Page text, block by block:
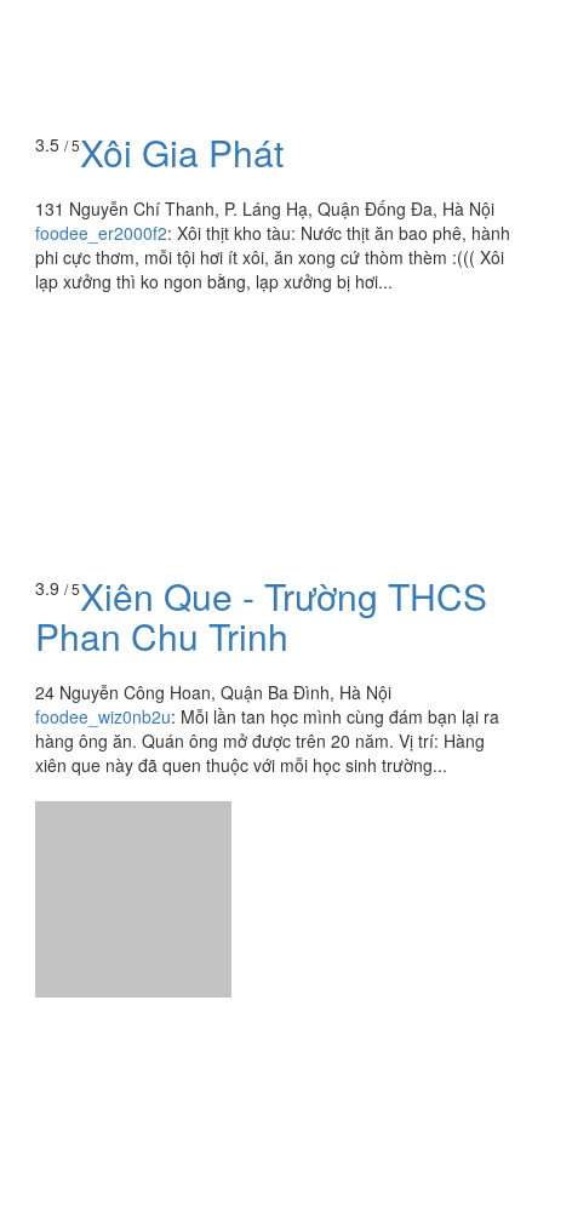
3.5 / 5Xôi Gia Phát
131 Nguyễn Chí Thanh, P. Láng Hạ, Quận Đống Đa, Hà Nội
foodee_er2000f2: Xôi thịt kho tàu: Nước thịt ăn bao phê, hành
phi cực thơm, mỗi tội hơi ít xôi, ăn xong cứ thòm thèm :((( Xôi
lạp xưởng thì ko ngon bằng, lạp xưởng bị hơi...
3.9 / 5Xiên Que - Trường THCS
Phan Chu Trinh
24 Nguyễn Công Hoan, Quận Ba Đình, Hà Nội
foodee_wiz0nb2u: Mỗi lần tan học mình cùng đám bạn lại ra
hàng ông ăn. Quán ông mở được trên 20 năm. Vị trí: Hàng
xiên que này đã quen thuộc với mỗi học sinh trường...